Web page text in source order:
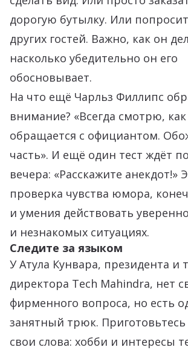
дорогую бутылку. Или
других гостей. Важно, как он
насколько убедительно он его
обосновывает.
На что ещё Чарльз Филлипс
внимание? «Всегда смотрю, как
обращается с официантом.
часть». И ещё один тест ждёт
вечера: «Расскажите анекдот!»
проверка чувства юмора,
и умения действовать
и незнакомых ситуациях.
Следите за языком
У Атула Кунвара, президента и
директора Tech Mahindra, нет
фирменного вопроса, но есть
занятный трюк. Приготовьтесь
свои слова: хобби и интересы